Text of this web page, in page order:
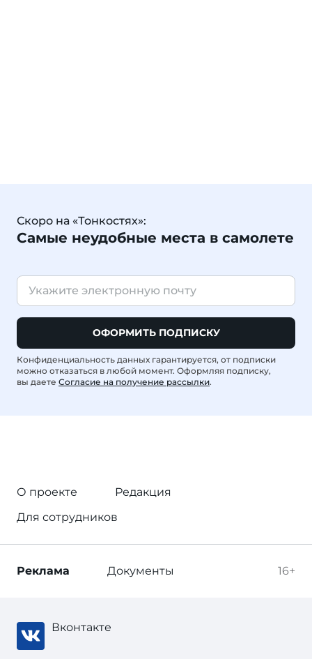
Скоро на «Тонкостях»:
Самые неудобные места в самолете
ОФОРМИТЬ ПОДПИСКУ
Конфиденциальность данных гарантируется, от подписки
можно отказаться в любой момент. Оформляя подписку,
вы даете Согласие на получение рассылки.
О проекте
Редакция
Для сотрудников
16+
Реклама Документы
Вконтакте